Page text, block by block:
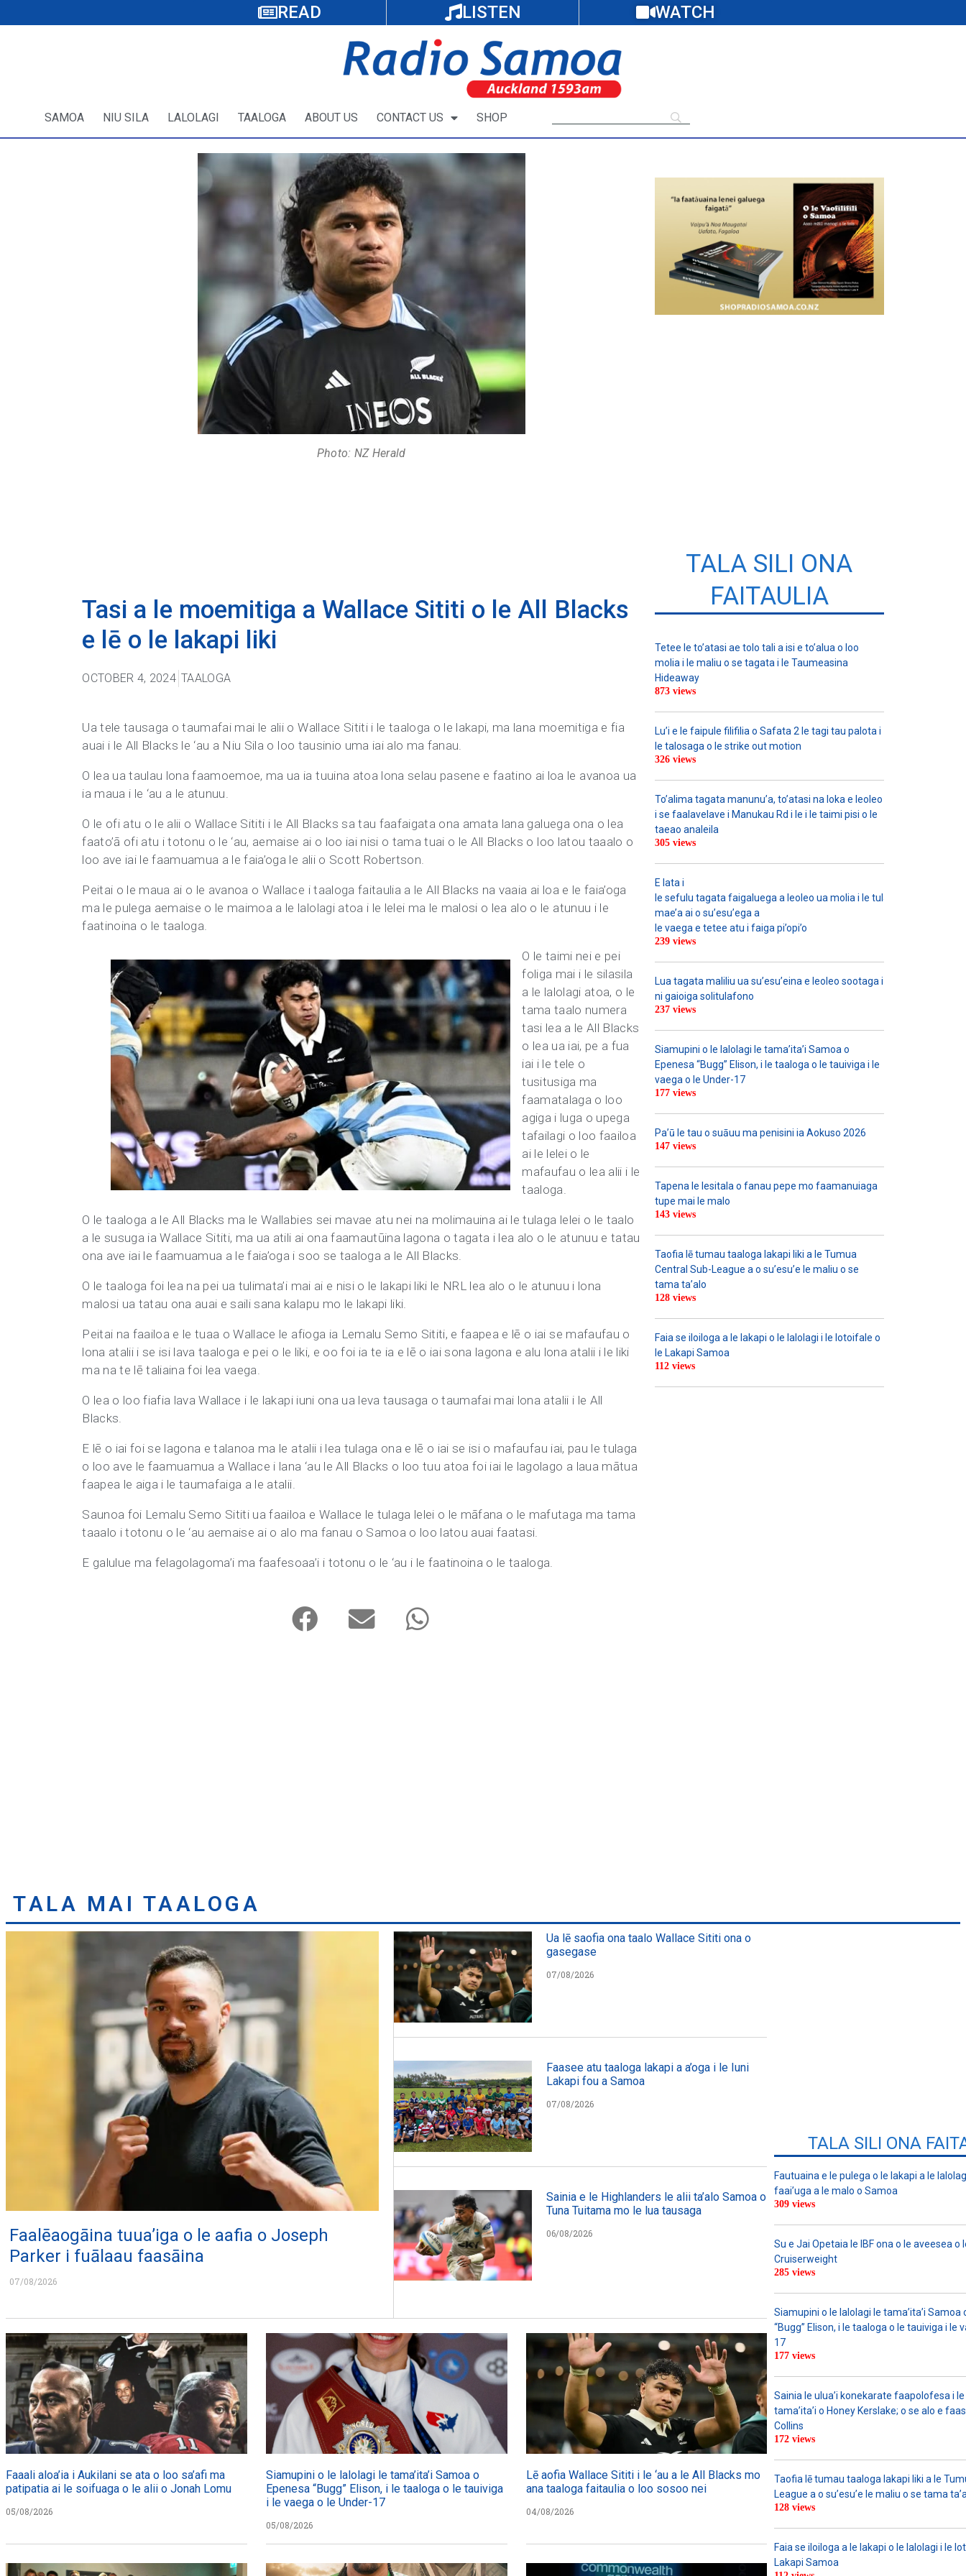
READ LISTEN WATCH
SAMOA NIU SILA LALOLAGI TAALOGA ABOUT US CONTACT US SHOP
Photo: NZ Herald
Tasi a le moemitiga a Wallace Sititi o le All Blacks
e lē o le lakapi liki
OCTOBER 4, 2024 TAALOGA
Ua tele tausaga o taumafai mai le alii o Wallace Sititi i le taaloga o le lakapi, ma lana moemitiga e fia
auai i le All Blacks le ‘au a Niu Sila o loo tausinio uma iai alo ma fanau.
O lea ua taulau lona faamoemoe, ma ua ia tuuina atoa lona selau pasene e faatino ai loa le avanoa ua
ia maua i le ‘au a le atunuu.
O le ofi atu o le alii o Wallace Sititi i le All Blacks sa tau faafaigata ona amata lana galuega ona o lea
faato’ā ofi atu i totonu o le ‘au, aemaise ai o loo iai nisi o tama tuai o le All Blacks o loo latou taaalo o
loo ave iai le faamuamua a le faia’oga le alii o Scott Robertson.
Peitai o le maua ai o le avanoa o Wallace i taaloga faitaulia a le All Blacks na vaaia ai loa e le faia’oga
ma le pulega aemaise o le maimoa a le lalolagi atoa i le lelei ma le malosi o lea alo o le atunuu i le
faatinoina o le taaloga.
O le taimi nei e pei
foliga mai i le silasila
a le lalolagi atoa, o le
tama taalo numera
tasi lea a le All Blacks
o lea ua iai, pe a fua
iai i le tele o
tusitusiga ma
faamatalaga o loo
agiga i luga o upega
tafailagi o loo faailoa
ai le lelei o le
mafaufau o lea alii i le
taaloga.
O le taaloga a le All Blacks ma le Wallabies sei mavae atu nei na molimauina ai le tulaga lelei o le taalo
a le susuga ia Wallace Sititi, ma ua atili ai ona faamautūina lagona o tagata i lea alo o le atunuu e tatau
ona ave iai le faamuamua a le faia’oga i soo se taaloga a le All Blacks.
O le taaloga foi lea na pei ua tulimata’i mai ai e nisi o le lakapi liki le NRL lea alo o le atunuu i lona
malosi ua tatau ona auai e saili sana kalapu mo le lakapi liki.
Peitai na faailoa e le tuaa o Wallace le afioga ia Lemalu Semo Sititi, e faapea e lē o iai se mafaufau o
lona atalii i se isi lava taaloga e pei o le liki, e oo foi ia te ia e lē o iai sona lagona e alu lona atalii i le liki
ma na te lē taliaina foi lea vaega.
O lea o loo fiafia lava Wallace i le lakapi iuni ona ua leva tausaga o taumafai mai lona atalii i le All
Blacks.
E lē o iai foi se lagona e talanoa ma le atalii i lea tulaga ona e lē o iai se isi o mafaufau iai, pau le tulaga
o loo ave le faamuamua a Wallace i lana ‘au le All Blacks o loo tuu atoa foi iai le lagolago a laua mātua
faapea le aiga i le taumafaiga a le atalii.
Saunoa foi Lemalu Semo Sititi ua faailoa e Wallace le tulaga lelei o le māfana o le mafutaga ma tama
taaalo i totonu o le ‘au aemaise ai o alo ma fanau o Samoa o loo latou auai faatasi.
E galulue ma felagolagoma’i ma faafesoaa’i i totonu o le ‘au i le faatinoina o le taaloga.
TALA SILI ONA
FAITAULIA
Tetee le to’atasi ae tolo tali a isi e to’alua o loo
molia i le maliu o se tagata i le Taumeasina
Hideaway
873 views
Lu’i e le faipule filifilia o Safata 2 le tagi tau palota i
le talosaga o le strike out motion
326 views
To’alima tagata manunu’a, to’atasi na loka e leoleo
i se faalavelave i Manukau Rd i le i le taimi pisi o le
taeao analeila
305 views
E lata i
le sefulu tagata faigaluega a leoleo ua molia i le tulafono i le
mae’a ai o su’esu’ega a
le vaega e tetee atu i faiga pi’opi’o
239 views
Lua tagata maliliu ua su’esu’eina e leoleo sootaga i
ni gaioiga solitulafono
237 views
Siamupini o le lalolagi le tama’ita’i Samoa o
Epenesa “Bugg” Elison, i le taaloga o le tauiviga i le
vaega o le Under-17
177 views
Pa’ū le tau o suāuu ma penisini ia Aokuso 2026
147 views
Tapena le lesitala o fanau pepe mo faamanuiaga
tupe mai le malo
143 views
Taofia lē tumau taaloga lakapi liki a le Tumua
Central Sub-League a o su’esu’e le maliu o se
tama ta’alo
128 views
Faia se iloiloga a le lakapi o le lalolagi i le lotoifale o
le Lakapi Samoa
112 views
TALA MAI TAALOGA
Faalēaogāina tuua’iga o le aafia o Joseph
Parker i fuālaau faasāina
07/08/2026
Ua lē saofia ona taalo Wallace Sititi ona o
gasegase
07/08/2026
Faasee atu taaloga lakapi a a’oga i le Iuni
Lakapi fou a Samoa
07/08/2026
Sainia e le Highlanders le alii ta’alo Samoa o
Tuna Tuitama mo le lua tausaga
06/08/2026
Faaali aloa’ia i Aukilani se ata o loo sa’afi ma
patipatia ai le soifuaga o le alii o Jonah Lomu
05/08/2026
Siamupini o le lalolagi le tama’ita’i Samoa o
Epenesa “Bugg” Elison, i le taaloga o le tauiviga
i le vaega o le Under-17
05/08/2026
Lē aofia Wallace Sititi i le ‘au a le All Blacks mo
ana taaloga faitaulia o loo sosoo nei
04/08/2026
TALA SILI ONA
Fautuaina e le pulega o le lakapi a le
faai’uga a le malo o Samoa
309 views
Su e Jai Opetaia le IBF ona o le aveesea o
Cruiserweight
285 views
Siamupini o le lalolagi le tama’ita’i Samoa
“Bugg” Elison, i le taaloga o le tauiviga i le
17
177 views
Sainia le ulua’i konekarate faapolofesa i
tama’ita’i o Honey Kerslake; o se alo e
Collins
172 views
Taofia lē tumau taaloga lakapi liki a le
League a o su’esu’e le maliu o se tama
128 views
Faia se iloiloga a le lakapi o le lalolagi i le
Lakapi Samoa